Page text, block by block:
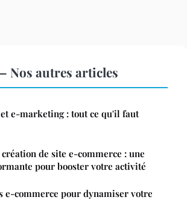
Nos autres articles
e-marketing : tout ce qu'il faut
de site e-commerce : une
pour booster votre activité
e-commerce pour dynamiser votre